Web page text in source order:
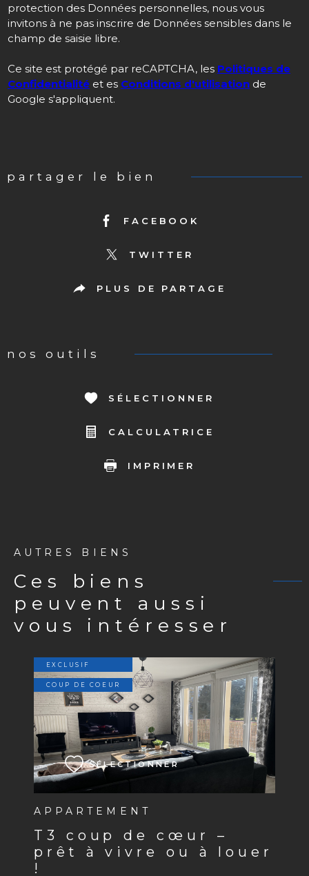
protection des Données personnelles, nous vous
invitons à ne pas inscrire de Données sensibles dans le
champ de saisie libre.
Ce site est protégé par reCAPTCHA, les Politiques de
Confidentialité et es Conditions d'utilisation de
Google s'appliquent.
partager le bien
FACEBOOK
TWITTER
PLUS DE PARTAGE
nos outils
SÉLECTIONNER
CALCULATRICE
IMPRIMER
AUTRES BIENS
ces biens
peuvent aussi
vous intéresser
APPARTEMENT
t3 coup de cœur –
prêt à vivre ou à louer
!
EXCLUSIF
COUP DE COEUR
SÉLECTIONNER
VOIR LE BIEN